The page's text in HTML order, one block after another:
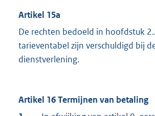
Artikel 15a
De rechten bedoeld in hoofdstuk
tarieventabel zijn verschuldigd bij
dienstverlening.
Artikel 16 Termijnen van betaling